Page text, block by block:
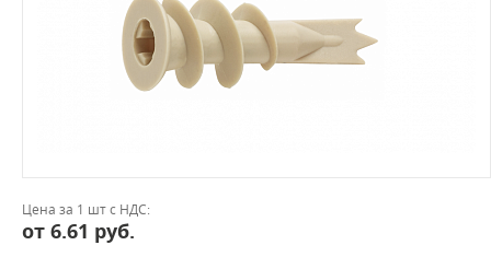
Цена за 1 шт с НДС:
от 6.61 руб.